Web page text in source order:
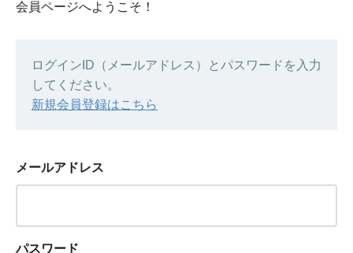
会員ページへようこそ！
ログインID（メールアドレス）とパスワードを入力
してください。
新規会員登録はこちら
メールアドレス
パスワード